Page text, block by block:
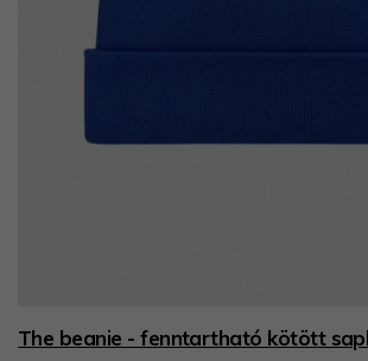
The beanie - fenntartható kötött